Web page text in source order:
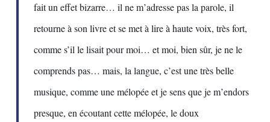
fait un effet bizarre… il ne m’adresse pas la parole, il
retourne à son livre et se met à lire à haute voix, très fort,
comme s’il le lisait pour moi… et moi, bien sûr, je ne le
comprends pas… mais, la langue, c’est une très belle
musique, comme une mélopée et je sens que je m’endors
presque, en écoutant cette mélopée, le doux